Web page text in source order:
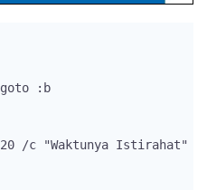
goto :b
/c "Waktunya Istirahat"